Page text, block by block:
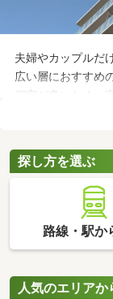
夫婦やカップルだ
広い層におすすめ
個室が多いため、
ト。寝室・収納部
実した暮らしを実
探し方を選ぶ
路線・駅か
人気のエリアか